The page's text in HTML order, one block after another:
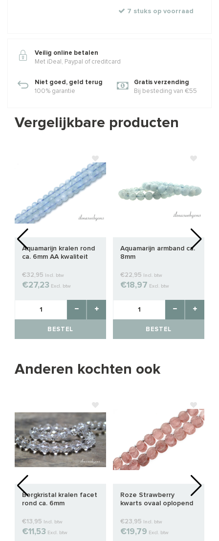
7 stuks op voorraad
Veilig online betalen
Met iDeal, Paypal of creditcard
Niet goed, geld terug
100% garantie
Gratis verzending
Bij besteding van €55
Vergelijkbare producten
Aquamarijn kralen rond
ca. 6mm AA kwaliteit
€32,95 Incl. btw
€27,23 Excl. btw
BESTEL
Aquamarijn armband ca.
8mm
€22,95 Incl. btw
€18,97 Excl. btw
BESTEL
Anderen kochten ook
Bergkristal kralen facet
rond ca. 6mm
€13,95 Incl. btw
€11,53 Excl. btw
Roze Strawberry
kwarts ovaal oplopend
12x10mm
€23,95 Incl. btw
€19,79 Excl. btw